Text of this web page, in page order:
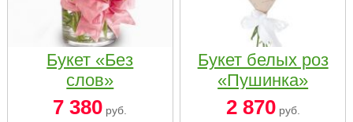
Букет «Без
слов»
7 380 руб.
Букет белых роз
«Пушинка»
2 870руб.